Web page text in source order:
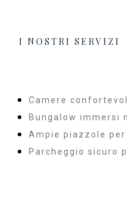
I NOSTRI SERVIZI
Camere
Bungalow immersi
Ampie piazzole
Parcheggio sicuro